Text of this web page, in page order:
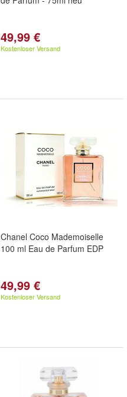
49,99 €
Kostenloser Versand
Chanel Coco Mademoiselle
100 ml Eau de Parfum EDP
49,99 €
Kostenloser Versand